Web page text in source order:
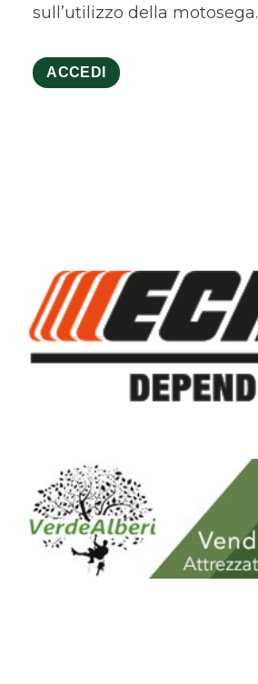
sull’utilizzo della motosega.
ACCEDI